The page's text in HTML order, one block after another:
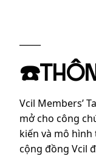
Vcil Members’
mở cho công
kiến và mô
cộng đồng Vcil